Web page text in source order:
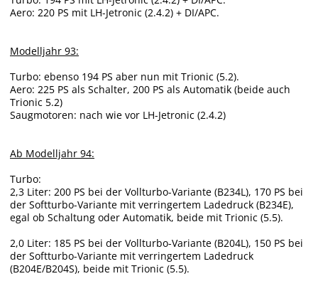
Aero: 220 PS mit LH-Jetronic (2.4.2) + DI/APC.
Modelljahr 93:
Turbo: ebenso 194 PS aber nun mit Trionic (5.2).
Aero: 225 PS als Schalter, 200 PS als Automatik (beide auch
Trionic 5.2)
Saugmotoren: nach wie vor LH-Jetronic (2.4.2)
Ab Modelljahr 94:
Turbo:
2,3 Liter: 200 PS bei der Vollturbo-Variante (B234L), 170 PS bei
der Softturbo-Variante mit verringertem Ladedruck (B234E),
egal ob Schaltung oder Automatik, beide mit Trionic (5.5).
2,0 Liter: 185 PS bei der Vollturbo-Variante (B204L), 150 PS bei
der Softturbo-Variante mit verringertem Ladedruck
(B204E/B204S), beide mit Trionic (5.5).